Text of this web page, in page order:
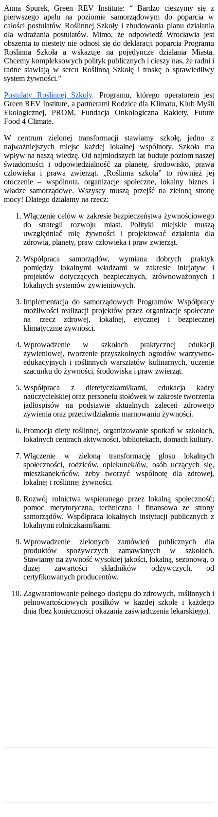
Anna Spurek, Green REV Institute: “ Bardzo cieszymy się z
pierwszego apelu na poziomie samorządowym do poparcia w
całości postulatów Roślinnej Szkoły i zbudowania planu działania
dla wdrażania postulatów. Mimo, że odpowiedź Wrocławia jest
obszerna to niestety nie odnosi się do deklaracji poparcia Programu
Roślinna Szkoła a wskazuje na pojedyncze działania Miasta.
Chcemy kompleksowych polityk publicznych i cieszy nas, że radni i
radne stawiają w sercu Roślinną Szkołę i troskę o sprawiedliwy
system żywności.”
Postulaty Roślinnej Szkoły, Programu, którego operatorem jest
Green REV Institute, a partnerami Rodzice dla Klimatu, Klub Myśli
Ekologicznej, PROM, Fundacja Onkologiczna Rakiety, Future
Food 4 Climate.
W centrum zielonej transformacji stawiamy szkołę, jedno z
najważniejszych miejsc każdej lokalnej wspólnoty. Szkoła ma
wpływ na naszą wiedzę. Od najmłodszych lat buduje poziom naszej
świadomości i odpowiedzialność za planetę, środowisko, prawa
człowieka i prawa zwierząt. „Roślinna szkoła” to również jej
otoczenie – wspólnota, organizacje społeczne, lokalny biznes i
władze samorządowe. Wszyscy muszą przejść na zieloną stronę
mocy! Dlatego działamy na rzecz:
Włączenie celów w zakresie bezpieczeństwa żywnościowego
do strategii rozwoju miast. Polityki miejskie muszą
uwzględniać rolę żywności i projektować działania dla
zdrowia, planety, praw człowieka i praw zwierząt.
Współpraca samorządów, wymiana dobrych praktyk
pomiędzy lokalnymi władzami w zakresie inicjatyw i
projektów dotyczących bezpiecznych, zrównoważonych i
lokalnych systemów żywieniowych.
Implementacja do samorządowych Programów Współpracy
możliwości realizacji projektów przez organizacje społeczne
na rzecz zdrowej, lokalnej, etycznej i bezpiecznej
klimatycznie żywności.
Wprowadzenie w szkołach praktycznej edukacji
żywieniowej, tworzenie przyszkolnych ogrodów warzywno-
edukacyjnych i roślinnych warsztatów kulinarnych, uczenie
szacunku do żywności, środowiska i praw zwierząt.
Współpraca z dietetyczkami/kami, edukacja kadry
nauczycielskiej oraz personelu stołówek w zakresie tworzenia
jadłospisów na podstawie aktualnych zaleceń zdrowego
żywienia oraz przeciwdziałania marnowaniu żywności.
Promocja diety roślinnej, organizowanie spotkań w szkołach,
lokalnych centrach aktywności, bibliotekach, domach kultury.
Włączenie w zieloną transformację głosu lokalnych
społeczności, rodziców, opiekunek/ów, osób uczących się,
mieszkanek/ńców, żeby tworzyć wspólnotę dla zdrowej,
lokalnej i roślinnej żywności.
Rozwój rolnictwa wspieranego przez lokalną społeczność;
pomoc merytoryczna, techniczna i finansowa ze strony
samorządów. Współpraca lokalnych instytucji publicznych z
lokalnymi rolniczkami/kami.
Wprowadzenie zielonych zamówień publicznych dla
produktów spożywczych zamawianych w szkołach.
Stawiamy na żywność wysokiej jakości, lokalną, sezonową, o
dużej zawartości składników odżywczych, od
certyfikowanych producentów.
Zagwarantowanie pełnego dostępu do zdrowych, roślinnych i
pełnowartościowych posiłków w każdej szkole i każdego
dnia (bez konieczności okazania zaświadczenia lekarskiego).